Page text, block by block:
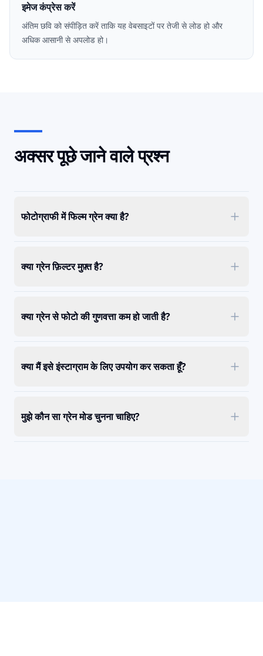
इमेज कंप्रेस करें
अंतिम छवि को संपीड़ित करें ताकि यह वेबसाइटों पर तेजी से लोड हो और
अधिक आसानी से अपलोड हो।
अक्सर पूछे जाने वाले प्रश्न
फोटोग्राफी में फिल्म ग्रेन क्या है?
क्या ग्रेन फ़िल्टर मुफ़्त है?
क्या ग्रेन से फोटो की गुणवत्ता कम हो जाती है?
क्या मैं इसे इंस्टाग्राम के लिए उपयोग कर सकता हूँ?
मुझे कौन सा ग्रेन मोड चुनना चाहिए?